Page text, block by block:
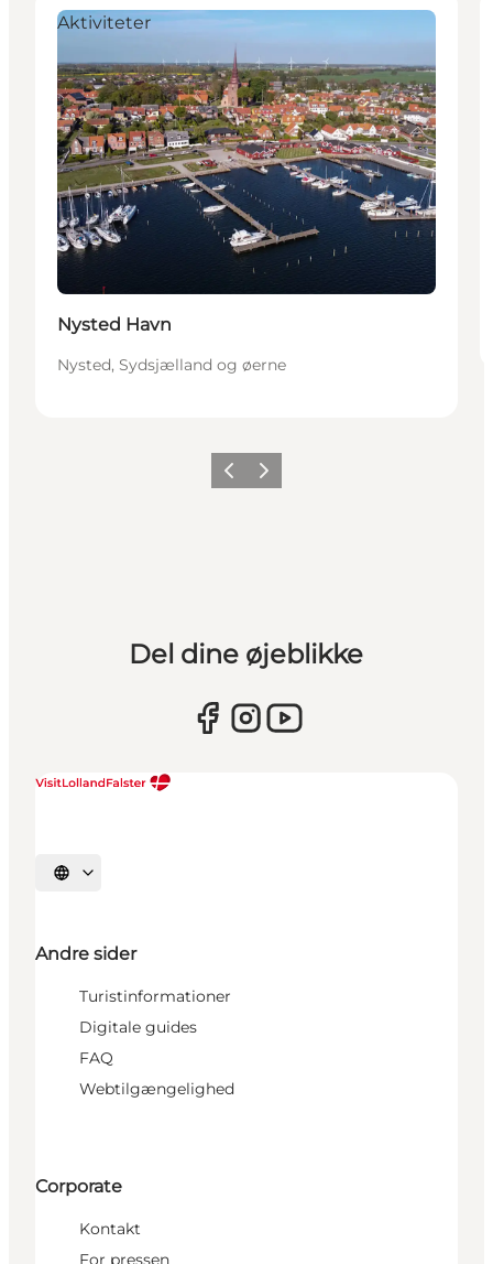
Aktiviteter
Nysted Havn
Nysted, Sydsjælland og øerne
ForrigeNæste
Del dine øjeblikke
Vælg sprog
Andre sider
Turistinformationer
Digitale guides
FAQ
Webtilgængelighed
Corporate
Kontakt
For pressen